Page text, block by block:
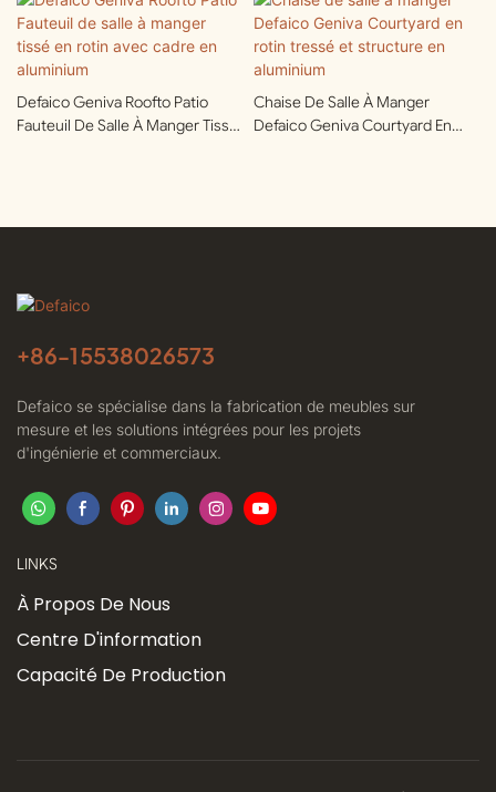
Defaico Geniva Roofto Patio
Fauteuil De Salle À Manger Tissé
Chaise De Salle À Manger
Defaico Geniva Courtyard En
+86-15538026573
Defaico se spécialise dans la fabrication de meubles sur
mesure et les solutions intégrées pour les projets
d'ingénierie et commerciaux.
LINKS
À Propos De Nous
Centre D'information
Capacité De Production